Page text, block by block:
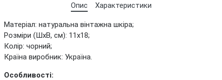
Опис Характеристики
Матеріал: натуральна вінтажна шкіра;
Розміри (ШхВ, см): 11х18;
Колір: чорний;
Країна виробник: Україна.
Особливості: